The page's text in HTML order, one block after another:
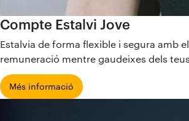
Compte Estalvi Jove
Estalvia de forma flexible i segura amb
remuneració mentre gaudeixes dels
Més informació